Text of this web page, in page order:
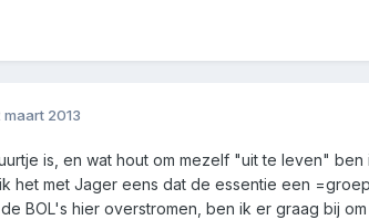
maart 2013
is, en wat hout om mezelf "uit te leven" ben
het met Jager eens dat de essentie een
de BOL's hier overstromen, ben ik er graag bij